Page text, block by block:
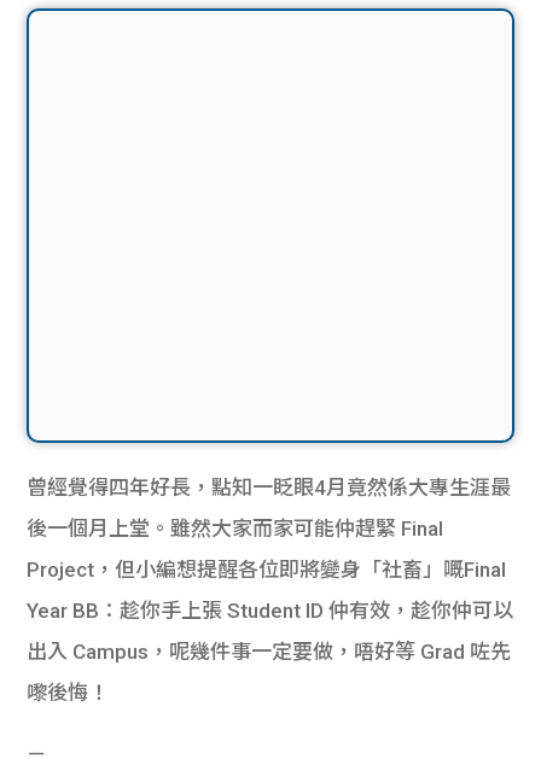
曾經覺得四年好長，點知一眨眼4月竟然係大專生涯最
後一個月上堂。雖然大家而家可能仲趕緊 Final
Project，但小編想提醒各位即將變身「社畜」嘅Final
Year BB：趁你手上張 Student ID 仲有效，趁你仲可以
出入 Campus，呢幾件事一定要做，唔好等 Grad 咗先
嚟後悔！